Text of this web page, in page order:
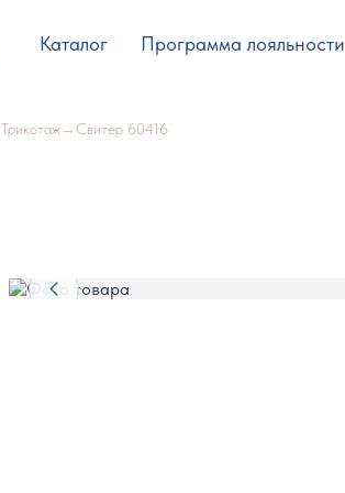
Каталог Программа лояльности
Трикотаж→ Свитер 60416